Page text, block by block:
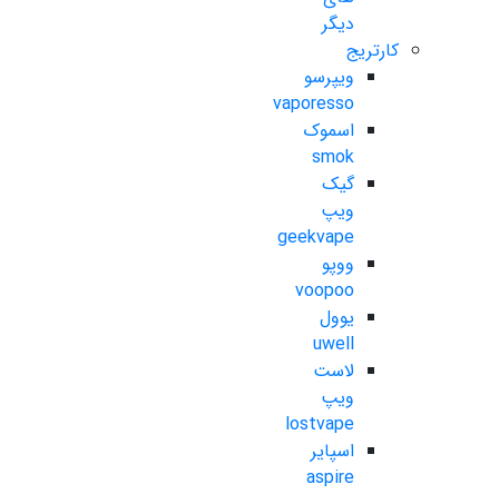
دیگر
کارتریج
ویپرسو
vaporesso
اسموک
smok
گیک
ویپ
geekvape
ووپو
voopoo
یوول
uwell
لاست
ویپ
lostvape
اسپایر
aspire